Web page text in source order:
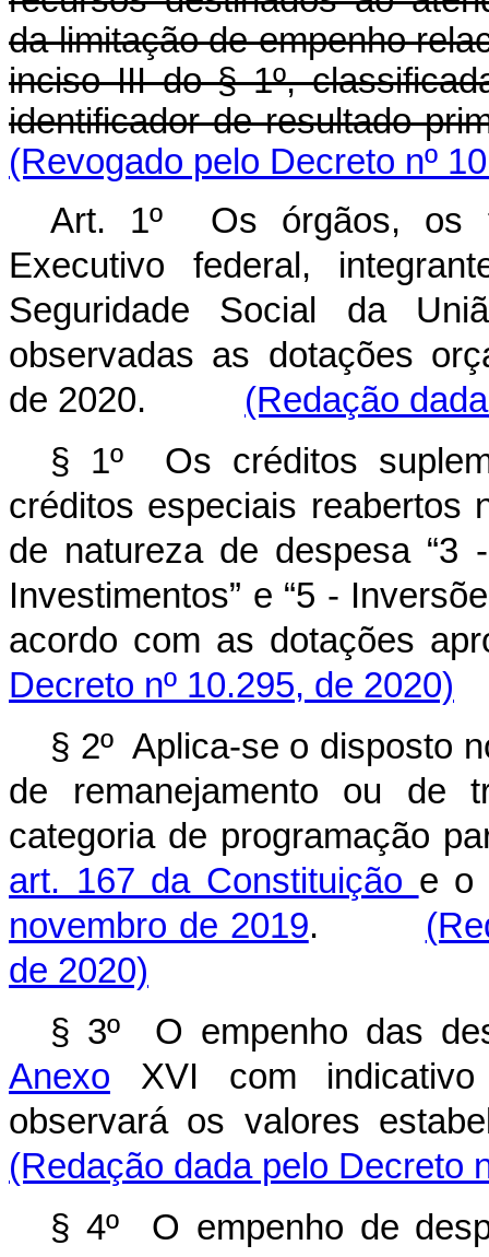
da limitação de empenho
inciso III do § 1º,
identificador de
(Revogado pelo Decreto nº
Art. 1º Os órgãos, os
Executivo federal,
Seguridade Social da
observadas as dotações
de 2020. (Redação
§ 1º Os créditos
créditos especiais reabertos
de natureza de despesa “3
Investimentos” e “5 -
acordo com as
Decreto nº 10.295, de 2020)
§ 2º Aplica-se o disposto
de remanejamento ou de
categoria de programação
art. 167 da Constituição e o
novembro de 2019.
de 2020)
§ 3º O empenho das
Anexo XVI com
observará os valores
(Redação dada pelo Decreto
§ 4º O empenho de